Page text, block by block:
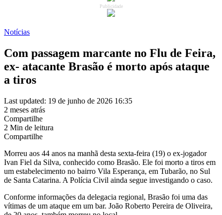
Publicidade
Notícias
Com passagem marcante no Flu de Feira,
ex- atacante Brasão é morto após ataque
a tiros
Last updated: 19 de junho de 2026 16:35
2 meses atrás
Compartilhe
2 Min de leitura
Compartilhe
Morreu aos 44 anos na manhã desta sexta-feira (19) o ex-jogador
Ivan Fiel da Silva, conhecido como Brasão. Ele foi morto a tiros em
um estabelecimento no bairro Vila Esperança, em Tubarão, no Sul
de Santa Catarina. A Polícia Civil ainda segue investigando o caso.
Conforme informações da delegacia regional, Brasão foi uma das
vítimas de um ataque em um bar. João Roberto Pereira de Oliveira,